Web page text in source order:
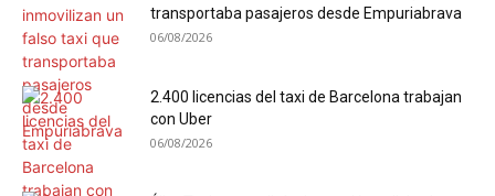
transportaba pasajeros desde Empuriabrava
06/08/2026
2.400 licencias del taxi de Barcelona trabajan
con Uber
06/08/2026